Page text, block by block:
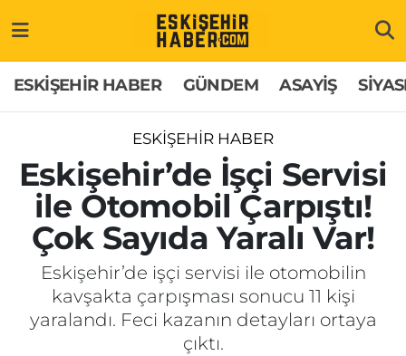
ESKİŞEHİR HABER GÜNDEM ASAYİŞ
ESKİŞEHİR HABER
Eskişehir’de İşçi Servisi
ile Otomobil Çarpıştı!
Çok Sayıda Yaralı Var!
Eskişehir’de işçi servisi ile otomobilin
kavşakta çarpışması sonucu 11 kişi
yaralandı. Feci kazanın detayları ortaya
çıktı.
GÜNDEM
ASAYİŞ
SİYASET
EKONOMİ
SAĞLIK
Hakkımızda
İletişim
Künye
Odunpazarı Trafik Yoğunluk Haritası
Süper Lig Puan Durumu ve Fikstür
Tüm Manşetler
Son Dakika Haberleri
Haber Arşivi